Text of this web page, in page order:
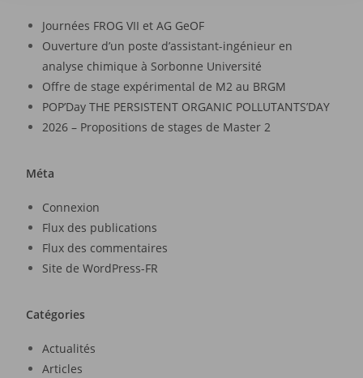
Journées FROG VII et AG GeOF
Ouverture d’un poste d’assistant-ingénieur en
analyse chimique à Sorbonne Université
Offre de stage expérimental de M2 au BRGM
POP’Day THE PERSISTENT ORGANIC POLLUTANTS’DAY
2026 – Propositions de stages de Master 2
Méta
Connexion
Flux des publications
Flux des commentaires
Site de WordPress-FR
Catégories
Actualités
Articles